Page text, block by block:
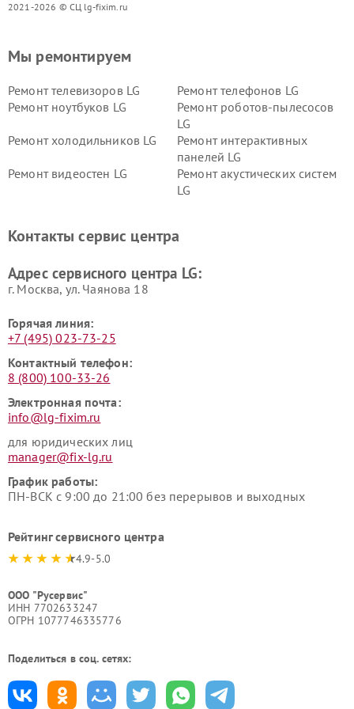
2021-2026 © СЦ lg-fixim.ru
Мы ремонтируем
Ремонт телевизоров LG
Ремонт телефонов LG
Ремонт ноутбуков LG
Ремонт роботов-пылесосов
LG
Ремонт холодильников LG
Ремонт интерактивных
панелей LG
Ремонт видеостен LG
Ремонт акустических систем
LG
Ремонт морозильных камер
Ремонт вертикальных
Контакты сервис центра
Адрес сервисного центра LG:
г. Москва, ул. Чаянова 18
Горячая линия:
+7 (495) 023-73-25
Контактный телефон:
8 (800) 100-33-26
Электронная почта:
info@lg-fixim.ru
для юридических лиц
manager@fix-lg.ru
График работы:
ПН-ВСК с 9:00 до 21:00 без перерывов и выходных
Рейтинг сервисного центра
4.9-5.0
ООО "Русервис"
ИНН 7702633247
ОГРН 1077746335776
Поделиться в соц. сетях: